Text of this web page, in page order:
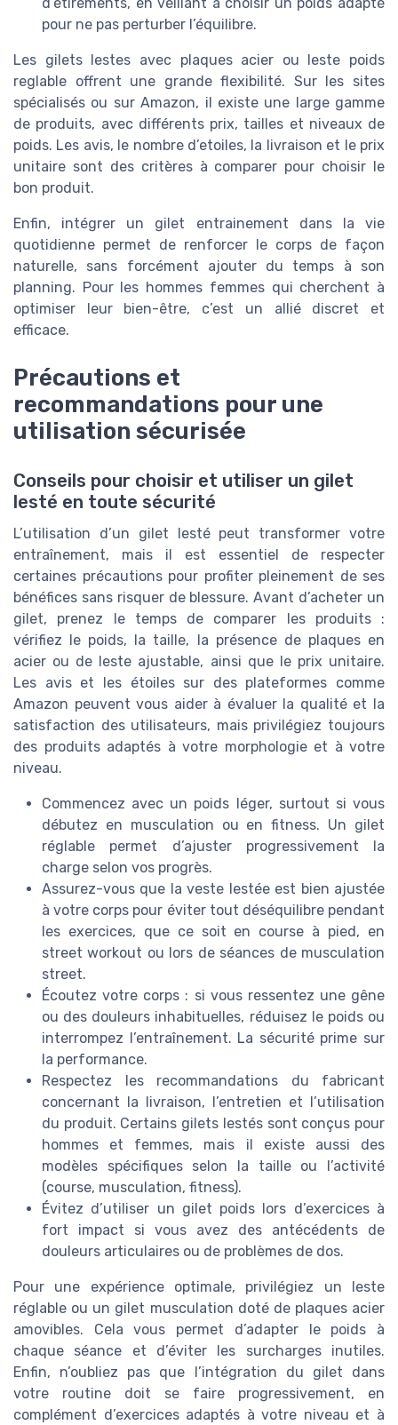
pour ne pas perturber l’équilibre.
Les gilets lestes avec plaques acier ou leste poids
reglable offrent une grande flexibilité. Sur les sites
spécialisés ou sur Amazon, il existe une large gamme
de produits, avec différents prix, tailles et niveaux de
poids. Les avis, le nombre d’etoiles, la livraison et le prix
unitaire sont des critères à comparer pour choisir le
bon produit.
Enfin, intégrer un gilet entrainement dans la vie
quotidienne permet de renforcer le corps de façon
naturelle, sans forcément ajouter du temps à son
planning. Pour les hommes femmes qui cherchent à
optimiser leur bien-être, c’est un allié discret et
efficace.
Précautions et
recommandations pour une
utilisation sécurisée
Conseils pour choisir et utiliser un gilet
lesté en toute sécurité
L’utilisation d’un gilet lesté peut transformer votre
entraînement, mais il est essentiel de respecter
certaines précautions pour profiter pleinement de ses
bénéfices sans risquer de blessure. Avant d’acheter un
gilet, prenez le temps de comparer les produits :
vérifiez le poids, la taille, la présence de plaques en
acier ou de leste ajustable, ainsi que le prix unitaire.
Les avis et les étoiles sur des plateformes comme
Amazon peuvent vous aider à évaluer la qualité et la
satisfaction des utilisateurs, mais privilégiez toujours
des produits adaptés à votre morphologie et à votre
niveau.
Commencez avec un poids léger, surtout si vous
débutez en musculation ou en fitness. Un gilet
réglable permet d’ajuster progressivement la
charge selon vos progrès.
Assurez-vous que la veste lestée est bien ajustée
à votre corps pour éviter tout déséquilibre pendant
les exercices, que ce soit en course à pied, en
street workout ou lors de séances de musculation
street.
Écoutez votre corps : si vous ressentez une gêne
ou des douleurs inhabituelles, réduisez le poids ou
interrompez l’entraînement. La sécurité prime sur
la performance.
Respectez les recommandations du fabricant
concernant la livraison, l’entretien et l’utilisation
du produit. Certains gilets lestés sont conçus pour
hommes et femmes, mais il existe aussi des
modèles spécifiques selon la taille ou l’activité
(course, musculation, fitness).
Évitez d’utiliser un gilet poids lors d’exercices à
fort impact si vous avez des antécédents de
douleurs articulaires ou de problèmes de dos.
Pour une expérience optimale, privilégiez un leste
réglable ou un gilet musculation doté de plaques acier
amovibles. Cela vous permet d’adapter le poids à
chaque séance et d’éviter les surcharges inutiles.
Enfin, n’oubliez pas que l’intégration du gilet dans
votre routine doit se faire progressivement, en
complément d’exercices adaptés à votre niveau et à